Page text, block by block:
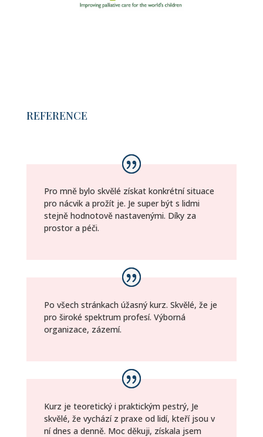
REFERENCE
Pro mně bylo skvělé získat konkrétní situace
pro nácvik a prožít je. Je super být s lidmi
stejně hodnotově nastavenými. Díky za
prostor a péči.
Po všech stránkach úžasný kurz. Skvělé, že je
pro široké spektrum profesí. Výborná
organizace, zázemí.
Kurz je teoretický i praktickým pestrý, Je
skvělé, že vychází z praxe od lidí, kteří jsou v
ní dnes a denně. Moc děkuji, získala jsem